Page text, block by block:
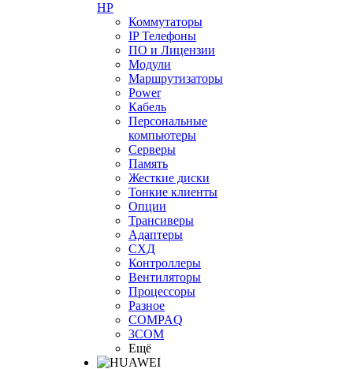
HP
Коммутаторы
IP Телефоны
ПО и Лицензии
Модули
Маршрутизаторы
Power
Кабель
Персональные
компьютеры
Серверы
Память
Жесткие диски
Тонкие клиенты
Опции
Трансиверы
Адаптеры
СХД
Контроллеры
Вентиляторы
Процессоры
Разное
COMPAQ
3COM
Ещё